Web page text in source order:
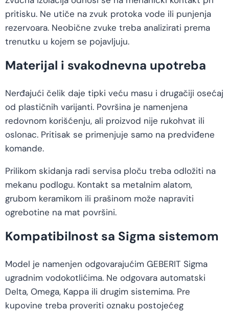
pritisku. Ne utiče na zvuk protoka vode ili punjenja
rezervoara. Neobične zvuke treba analizirati prema
trenutku u kojem se pojavljuju.
Materijal i svakodnevna upotreba
Nerđajući čelik daje tipki veću masu i drugačiji osećaj
od plastičnih varijanti. Površina je namenjena
redovnom korišćenju, ali proizvod nije rukohvat ili
oslonac. Pritisak se primenjuje samo na predviđene
komande.
Prilikom skidanja radi servisa ploču treba odložiti na
mekanu podlogu. Kontakt sa metalnim alatom,
grubom keramikom ili prašinom može napraviti
ogrebotine na mat površini.
Kompatibilnost sa Sigma sistemom
Model je namenjen odgovarajućim GEBERIT Sigma
ugradnim vodokotlićima. Ne odgovara automatski
Delta, Omega, Kappa ili drugim sistemima. Pre
kupovine treba proveriti oznaku postojećeg